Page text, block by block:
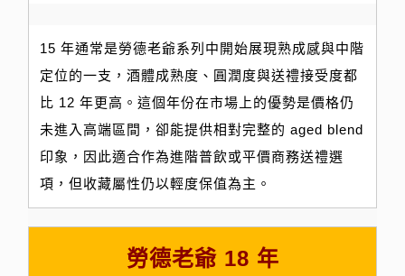
15 年通常是勞德老爺系列中開始展現熟成感與中階
定位的一支，酒體成熟度、圓潤度與送禮接受度都
比 12 年更高。這個年份在市場上的優勢是價格仍
未進入高端區間，卻能提供相對完整的 aged blend
印象，因此適合作為進階普飲或平價商務送禮選
項，但收藏屬性仍以輕度保值為主。
勞德老爺 18 年